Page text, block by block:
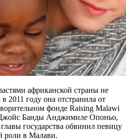
африканской страны не
2011 году она отстранила от
фонде Raising Malawi
Джойс Банды Анджимиле Опоньо,
государства обвинил певицу
роли в Малави.